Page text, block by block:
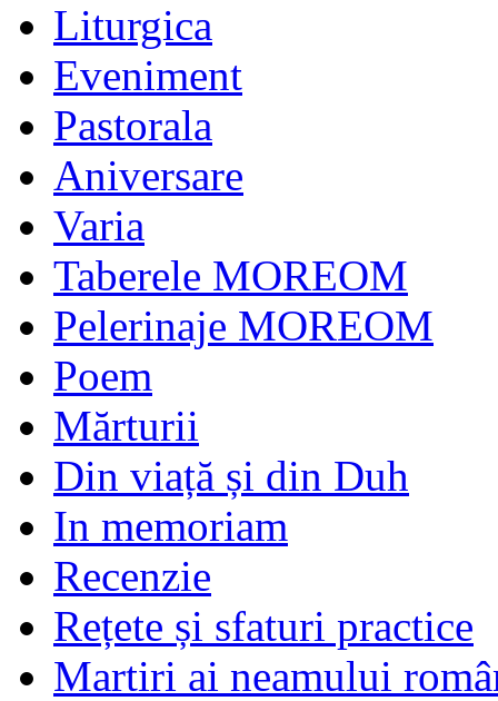
Liturgica
Eveniment
Pastorala
Aniversare
Varia
Taberele MOREOM
Pelerinaje MOREOM
Poem
Mărturii
Din viață și din Duh
In memoriam
Recenzie
Rețete și sfaturi practice
Martiri ai neamului